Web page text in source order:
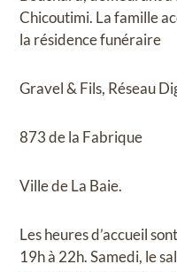
Chicoutimi. La famille
la résidence funéraire
Gravel & Fils, Réseau
873 de la Fabrique
Ville de La Baie.
Les heures d’accueil
19h à 22h. Samedi, le